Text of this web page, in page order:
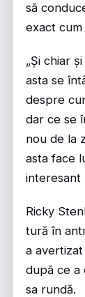
să
exact cum
„Și chiar
asta se
despre
dar ce se
nou de la
asta face
interesant
Ricky
tură în
a
după ce a
sa rundă.